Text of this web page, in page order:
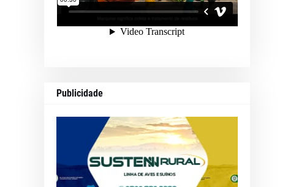
Publicidade